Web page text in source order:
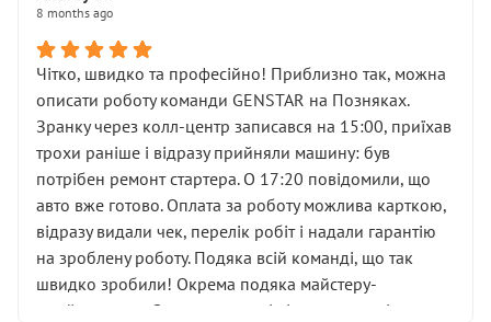
це звучить як мінімум непрофесійно, а як максимум —
спроба продати дорогий вузол замість елементарних
ущільнювачів.
Що прикро — це не перший мій візит. Раніше міняв у
вас стартер, і тоді сервіс наче справив хороше
враження. Але згодом знайшов декілька гайок під
лобовим склом. Мені пояснили, що це “старі гайки, які
відкручували”, і попросили не хвилюватися. ( надіюсь
новий власник, не застяг в полі))
Але після нинішнього візиту такі дрібниці вже не
здаються дрібницями.
Я — клієнт, який працює на довірі, і саме її цей сервіс
8 months ago
Чітко, швидко та професійно! Приблизно так, можна
описати роботу команди GENSTAR на Позняках.
Зранку через колл-центр записався на 15:00, приїхав
трохи раніше і відразу прийняли машину: був
потрібен ремонт стартера. О 17:20 повідомили, що
авто вже готово. Оплата за роботу можлива карткою,
відразу видали чек, перелік робіт і надали гарантію
на зроблену роботу. Подяка всій команді, що так
швидко зробили! Окрема подяка майстеру-
приймальнику Олександру: всі чітко та по суті.